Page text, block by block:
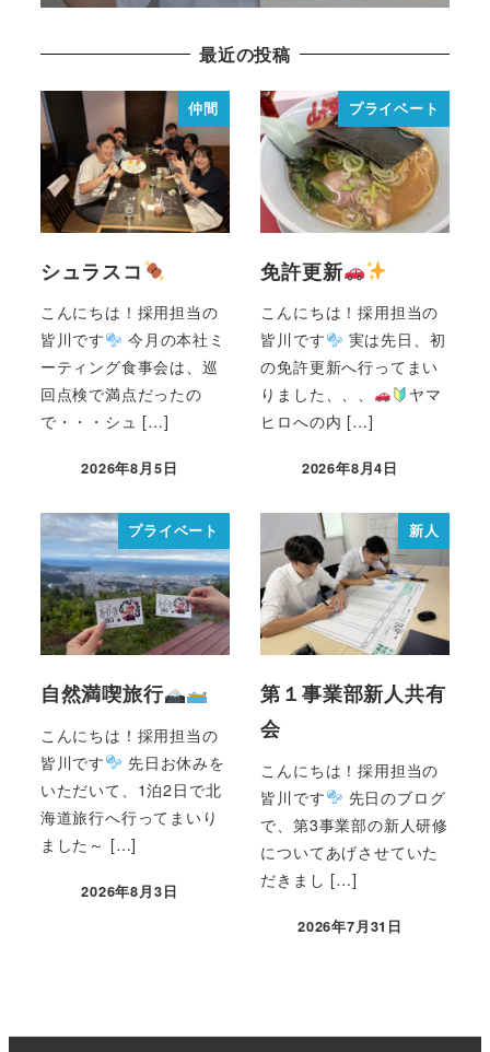
最近の投稿
仲間
シュラスコ
こんにちは！採用担当の
皆川です
今月の本社ミ
ーティング食事会は、巡
回点検で満点だったの
で・・・シュ […]
2026年8月5日
プライベート
免許更新
こんにちは！採用担当の
皆川です
実は先日、初
の免許更新へ行ってまい
りました、、、
ヤマ
ヒロへの内 […]
2026年8月4日
プライベート
自然満喫旅行
こんにちは！採用担当の
皆川です
先日お休みを
いただいて、1泊2日で北
海道旅行へ行ってまいり
ました～ […]
2026年8月3日
新人
第１事業部新人共有
会
こんにちは！採用担当の
皆川です
先日のブログ
で、第3事業部の新人研修
についてあげさせていた
だきまし […]
2026年7月31日